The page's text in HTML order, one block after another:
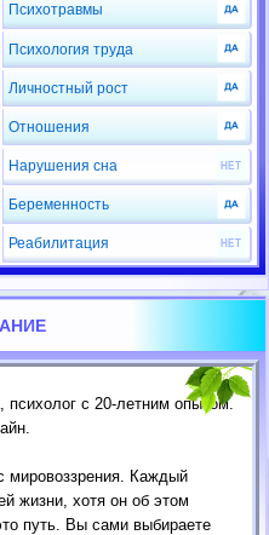
Психотравмы
Психология труда
Личностный рост
Отношения
Нарушения сна
Беременность
Реабилитация
с 20-летним опытом.
мировоззрения. Каждый
жизни, хотя он об этом
путь. Вы сами выбираете